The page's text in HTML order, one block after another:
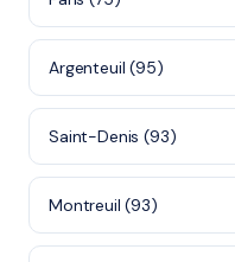
Argenteuil (95)
Saint-Denis (93)
Montreuil (93)